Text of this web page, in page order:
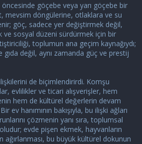
göçebe veya yarı göçebe bir
mevsim döngülerine, otlaklara ve su
göç, sadece yer değiştirmek değil,
ve sosyal düzeni sürdürmek için bir
toplumun ana geçim kaynağıydı;
gıda değil, aynı zamanda güç ve prestij
de biçimlendirirdi. Komşu
evlilikler ve ticari alışverişler, hem
hem de kültürel değerlerin devam
ev hanımının bakışıyla, bu ilişki ağları
çözmenin yanı sıra, toplumsal
evde pişen ekmek, hayvanların
ağırlanması, bu büyük kültürel dokunun